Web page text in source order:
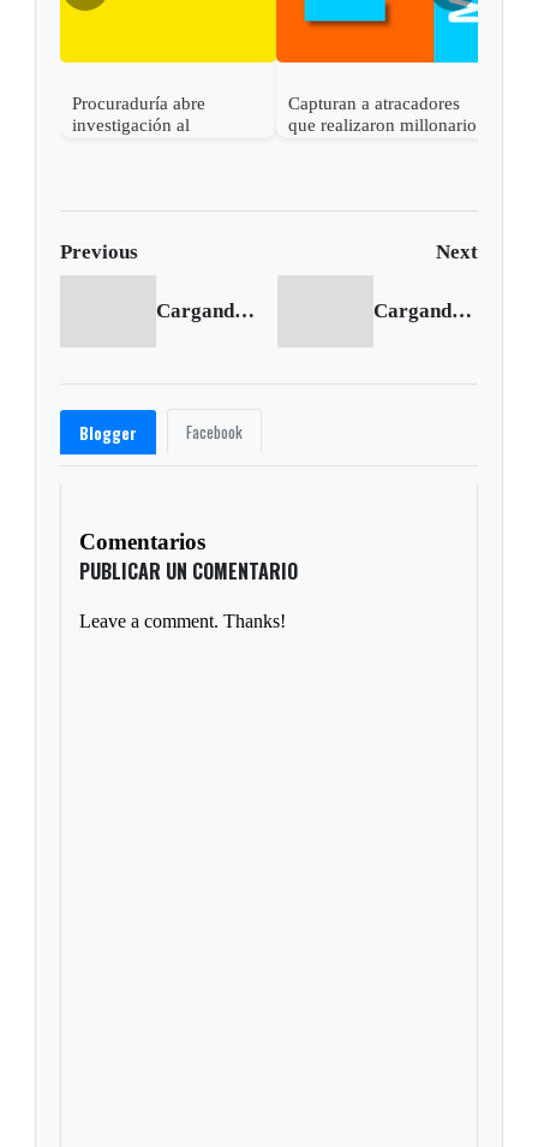
Procuraduría abre
investigación al
política
Capturan a atracadores
que realizaron millonario
Previous Next
Cargando anterior... Cargando siguiente...
Blogger Facebook
Comentarios
PUBLICAR UN COMENTARIO
Leave a comment. Thanks!